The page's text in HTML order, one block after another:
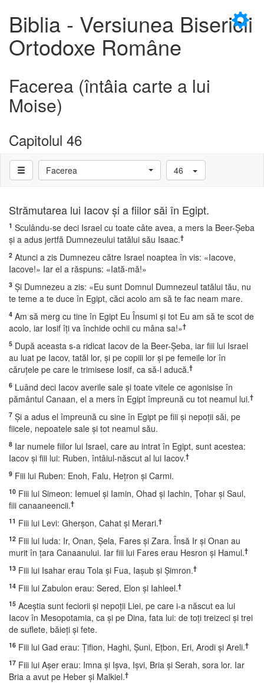
×
Biblia - Versiunea Bisericii
Ortodoxe Române
Facerea (întâia carte a lui
Moise)
Capitolul 46
Facerea 46
Strămutarea lui Iacov şi a fiilor săi în Egipt.
1 Sculându-se deci Israel cu toate câte avea, a mers la Beer-Şeba
şi a adus jertfă Dumnezeului tatălui său Isaac.†
2 Atunci a zis Dumnezeu către Israel noaptea în vis: «Iacove,
Iacove!» Iar el a răspuns: «Iată-mă!»
3 Şi Dumnezeu a zis: «Eu sunt Domnul Dumnezeul tatălui tău, nu
te teme a te duce în Egipt, căci acolo am să te fac neam mare.
4 Am să merg cu tine în Egipt Eu Însumi şi tot Eu am să te scot de
acolo, iar Iosif îţi va închide ochii cu mâna sa!»†
5 După aceasta s-a ridicat Iacov de la Beer-Şeba, iar fiii lui Israel
au luat pe Iacov, tatăl lor, şi pe copiii lor şi pe femeile lor în
căruţele pe care le trimisese Iosif, ca să-l aducă.†
6 Luând deci Iacov averile sale şi toate vitele ce agonisise în
pământul Canaan, el a mers în Egipt împreună cu tot neamul lui.†
7 Şi a adus el împreună cu sine în Egipt pe fiii şi nepoţii săi, pe
fiicele, nepoatele sale şi tot neamul său.
8 Iar numele fiilor lui Israel, care au intrat în Egipt, sunt acestea:
Iacov şi fiii lui: Ruben, întâiul-născut al lui Iacov.†
9 Fiii lui Ruben: Enoh, Falu, Heţron şi Carmi.
10 Fiii lui Simeon: Iemuel şi Iamin, Ohad şi Iachin, Ţohar şi Saul,
fiii canaaneencii.†
11 Fiii lui Levi: Gherşon, Cahat şi Merari.†
12 Fiii lui Iuda: Ir, Onan, Şela, Fares şi Zara. Însă Ir şi Onan au
murit în ţara Canaanului. Iar fiii lui Fares erau Hesron şi Hamul.†
13 Fiii lui Isahar erau Tola şi Fua, Iaşub şi Şimron.†
14 Fiii lui Zabulon erau: Sered, Elon şi Iahleel.†
15 Aceştia sunt feciorii şi nepoţii Liei, pe care i-a născut ea lui
Iacov în Mesopotamia, ca şi pe Dina, fata lui: de toţi treizeci şi trei
de suflete, băieţi şi fete.
16 Fiii lui Gad erau: Ţifion, Haghi, Şuni, Eţbon, Eri, Arodi şi Areli.†
17 Fiii lui Aşer erau: Imna şi Işva, Işvi, Bria şi Serah, sora lor. Iar
Bria a avut pe Heber şi Malkiel.†